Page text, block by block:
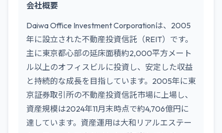
会社概要
Daiwa Office Investment Corporationは、2005
年に設立された不動産投資信託（REIT）です。
主に東京都心部の延床面積約2,000平方メート
ル以上のオフィスビルに投資し、安定した収益
と持続的な成長を目指しています。2005年に東
京証券取引所の不動産投資信託市場に上場し、
資産規模は2024年11月末時点で約4,706億円に
達しています。資産運用は大和リアルエステー